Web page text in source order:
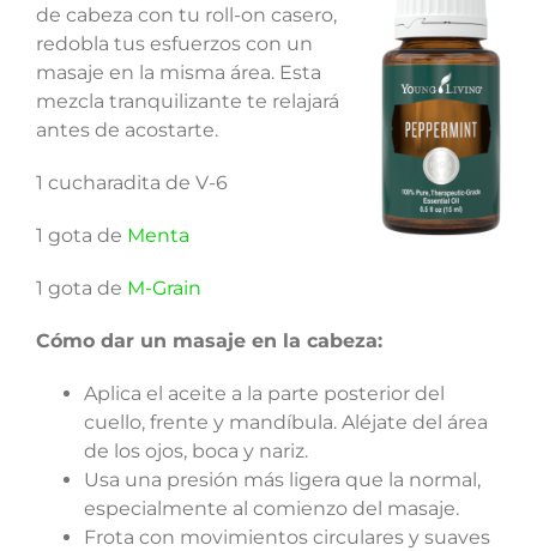
de cabeza con tu roll-on casero,
redobla tus esfuerzos con un
masaje en la misma área. Esta
mezcla tranquilizante te relajará
antes de acostarte.
1 cucharadita de V-6
1 gota de Menta
1 gota de M-Grain
Cómo dar un masaje en la cabeza:
Aplica el aceite a la parte posterior del
cuello, frente y mandíbula. Aléjate del área
de los ojos, boca y nariz.
Usa una presión más ligera que la normal,
especialmente al comienzo del masaje.
Frota con movimientos circulares y suaves